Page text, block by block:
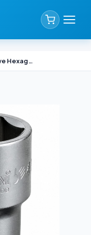
Bocallave Hexagonal Biassoni 1/2" x 19mm